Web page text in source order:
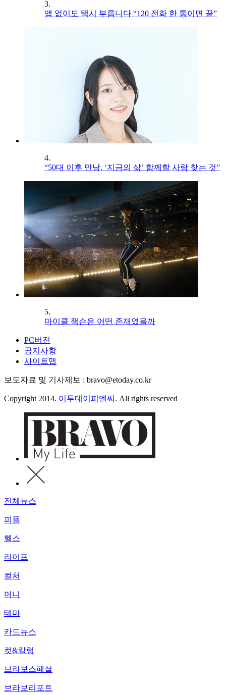
3.
앱 없이도 택시 부릅니다 “120 전화 한 통이면 끝”
4.
“50대 이후 만남, ‘지금의 삶’ 함께할 사람 찾는 것”
5.
마이클 잭슨은 어떤 존재였을까
PC버전
공지사항
사이트맵
보도자료 및 기사제보 : bravo@etoday.co.kr
Copyright 2014. 이투데이피엔씨 . All rights reserved
전체뉴스
피플
헬스
라이프
컬처
머니
테마
카드뉴스
컷&칼럼
브라보스페셜
브라보리포트